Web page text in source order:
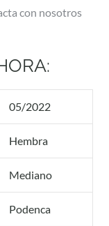
con nosotros
05/2022
Hembra
Mediano
Podenca